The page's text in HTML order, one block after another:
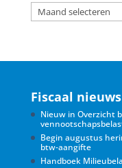
Nieuws
archief
Fiscaal
Nieuw in Overzicht
Begin augustus
btw-aangifte
Handboek